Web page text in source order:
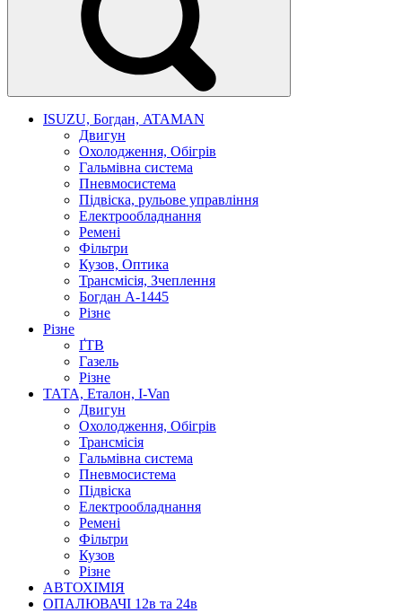
ISUZU, Богдан, ATAMAN
Двигун
Охолодження, Обігрів
Гальмівна система
Пневмосистема
Підвіска, рульове управління
Електрообладнання
Ремені
Фільтри
Кузов, Оптика
Трансмісія, Зчеплення
Богдан А-1445
Різне
Різне
ҐТВ
Газель
Різне
ТАТА, Еталон, I-Van
Двигун
Охолодження, Обігрів
Трансмісія
Гальмівна система
Пневмосистема
Підвіска
Електрообладнання
Ремені
Фільтри
Кузов
Різне
АВТОХІМІЯ
ОПАЛЮВАЧІ 12в та 24в